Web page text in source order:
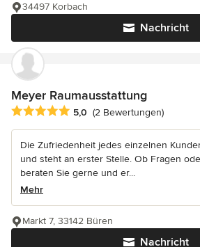
Nachricht
34497 Korbach
Meyer Raumausstattung
Durchschnittliche Bewertung: 5 von 5
5,0 (2 Bewertungen)
Die Zufriedenheit jedes einzelnen
und steht an erster Stelle. Ob Fragen
beraten Sie gerne und er...
Mehr
Nachricht
Markt 7, 33142 Büren